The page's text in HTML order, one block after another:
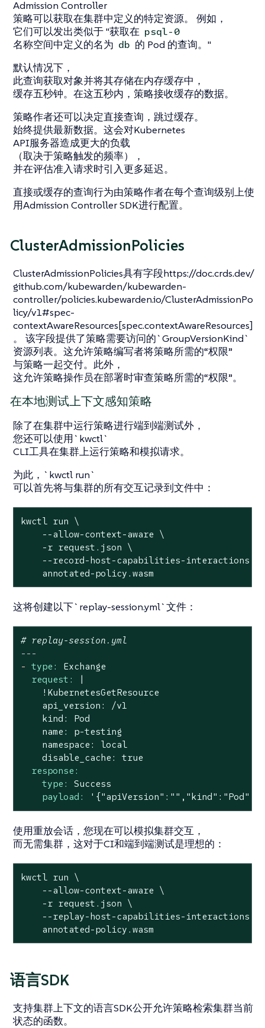
Admission Controller
策略可以获取在集群中定义的特定资源。 例如，
它们可以发出类似于 "获取在 psql-0
名称空间中定义的名为 db 的 Pod 的查询。"
默认情况下，
此查询获取对象并将其存储在内存缓存中，
缓存五秒钟。在这五秒内，策略接收缓存的数据。
策略作者还可以决定直接查询，跳过缓存。
始终提供最新数据。这会对Kubernetes
API服务器造成更大的负载
（取决于策略触发的频率），
并在评估准入请求时引入更多延迟。
直接或缓存的查询行为由策略作者在每个查询级别上使
用Admission Controller SDK进行配置。
ClusterAdmissionPolicies
ClusterAdmissionPolicies具有字段https://doc.crds.dev/
github.com/kubewarden/kubewarden-
controller/policies.kubewarden.io/ClusterAdmissionPo
licy/v1#spec-
contextAwareResources[spec.contextAwareResources]
。 该字段提供了策略需要访问的`GroupVersionKind`
资源列表。这允许策略编写者将策略所需的“权限”
与策略一起交付。此外，
这允许策略操作员在部署时审查策略所需的“权限”。
在本地测试上下文感知策略
除了在集群中运行策略进行端到端测试外，
您还可以使用`kwctl`
CLI工具在集群上运行策略和模拟请求。
为此，`kwctl run`
可以首先将与集群的所有交互记录到文件中：
kwctl run \
    --allow-context-aware \
    -r request.json \
--record-host-capabilities-interactions
    annotated-policy.wasm
这将创建以下`replay-session.yml`文件：
# replay-session.yml
---
- type:
Exchange
request:
    !KubernetesGetResource
    api_version: /v1
    kind: Pod
    name: p-testing
    namespace: local
    disable_cache: true
response:
type:
Success
payload:
'{"apiVersion":"","kind":"Pod",
使用重放会话，您现在可以模拟集群交互，
而无需集群，这对于CI和端到端测试是理想的：
kwctl run \
    --allow-context-aware \
    -r request.json \
--replay-host-capabilities-interactions
    annotated-policy.wasm
语言SDK
支持集群上下文的语言SDK公开允许策略检索集群当前
状态的函数。